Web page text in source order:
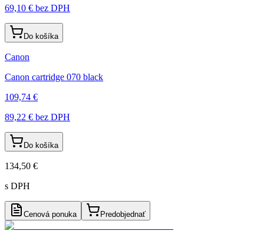
69,10 € bez DPH
Do košíka
Canon
Canon cartridge 070 black
109,74 €
89,22 € bez DPH
Do košíka
134,50 €
s DPH
Cenová ponuka Predobjednať